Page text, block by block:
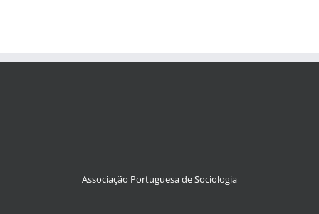
Associação Portuguesa de Sociologia